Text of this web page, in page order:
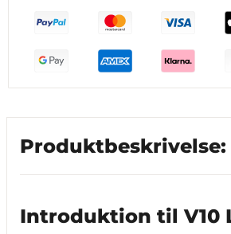
Produktbeskrivelse:
Introduktion til V10